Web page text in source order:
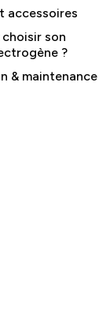
accessoires
son
?
& maintenance